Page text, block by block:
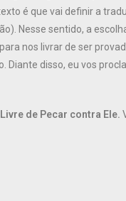
é que vai definir a
Nesse sentido, a
nos livrar de ser
disso, eu vos
de Pecar contra Ele.